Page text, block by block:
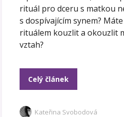
rituál pro dceru s matkou
s dospívajícím synem?
rituálem kouzlit a okouzlit
vztah?
Celý článek
Kateřina Svobodová